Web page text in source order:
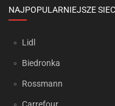
NAJPOPULARNIEJSZE
Lidl
Biedronka
Rossmann